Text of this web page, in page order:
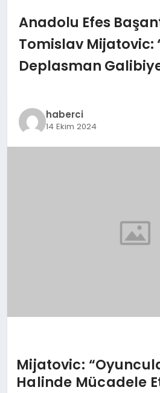
İZMIR HABERLERI
EKONOMI
Anadolu Efes
Tomislav Mijatovic:
Deplasman
haberci
14 Ekim 2024
Mijatovic:
Halinde Mücadele